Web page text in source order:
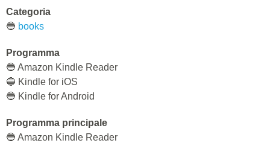
Categoria
🔵 books
Programma
🔵 Amazon Kindle Reader
🔵 Kindle for iOS
🔵 Kindle for Android
Programma principale
🔵 Amazon Kindle Reader